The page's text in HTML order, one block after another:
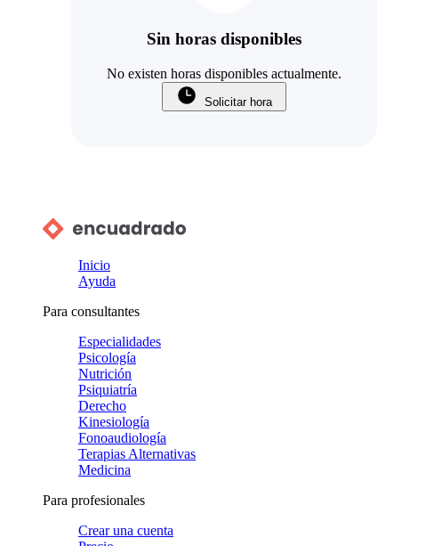
Sin horas disponibles
No existen horas disponibles actualmente.
Solicitar hora
Inicio
Ayuda
Para consultantes
Especialidades
Psicología
Nutrición
Psiquiatría
Derecho
Kinesiología
Fonoaudiología
Terapias Alternativas
Medicina
Para profesionales
Crear una cuenta